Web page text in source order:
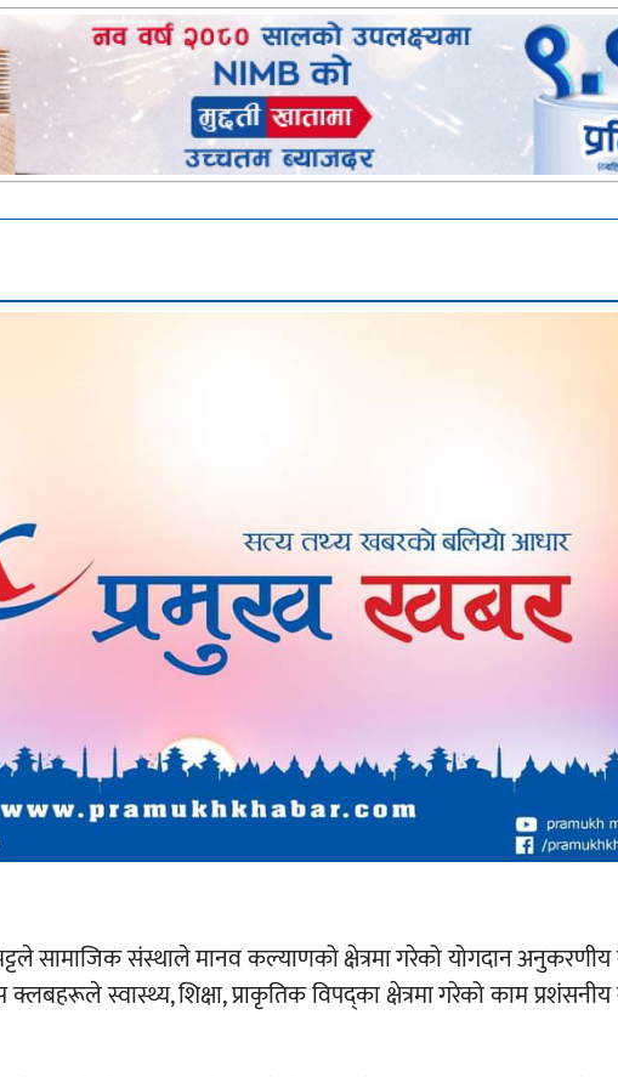
सामाजिक संस्थाले मानव कल्याणको क्षेत्रमा गरेको योगदान
स्वास्थ्य, शिक्षा, प्राकृतिक विपद्का क्षेत्रमा गरेको काम